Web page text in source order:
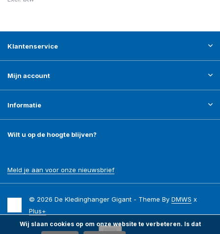
Klantenservice
Mijn account
Informatie
Wilt u op de hoogte blijven?
Meld je aan voor onze nieuwsbrief
© 2026 De Kledinghanger Gigant - Theme ByDMWS x
Plus+
Wij slaan cookies op om onze website te verbeteren. Is dat